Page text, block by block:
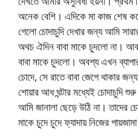
অনেক বেশি। এদিকে মা কাজ শেষ
গেলো চোদাচুদি দেখার জন্য আমি
অথচ ঐদিন বাবা মাকে চুদলো না।
বাবা মাকে চুদলো। অবশ্য এখন
চোদে, সে রাতে বাবা জেগে থাকার
শোয়ার আধ ঘন্টার মধ্যেই চোদাচুদি
আমি জানালা ছেড়ে উঠি না। তাদের
মাকে চুদে চুদে ফ্যাদায় নিজের